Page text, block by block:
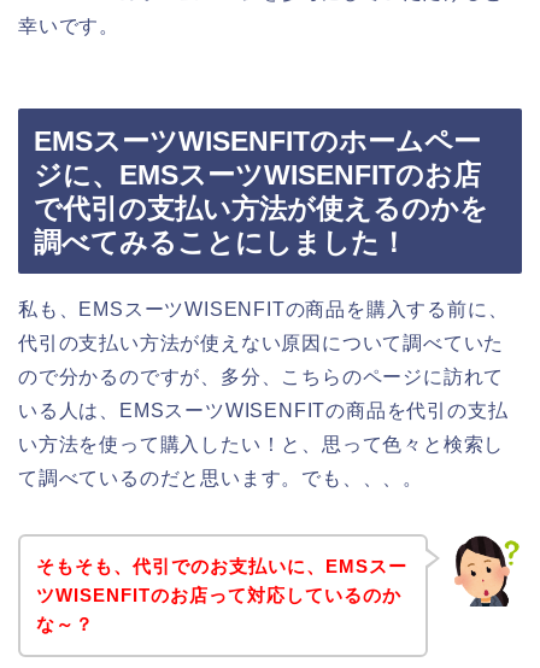
幸いです。
EMSスーツWISENFITのホームペー
ジに、EMSスーツWISENFITのお店
で代引の支払い方法が使えるのかを
調べてみることにしました！
私も、EMSスーツWISENFITの商品を購入する前に、
代引の支払い方法が使えない原因について調べていた
ので分かるのですが、多分、こちらのページに訪れて
いる人は、EMSスーツWISENFITの商品を代引の支払
い方法を使って購入したい！と、思って色々と検索し
て調べているのだと思います。でも、、、。
そもそも、代引でのお支払いに、EMSスー
ツWISENFITのお店って対応しているのか
な～？